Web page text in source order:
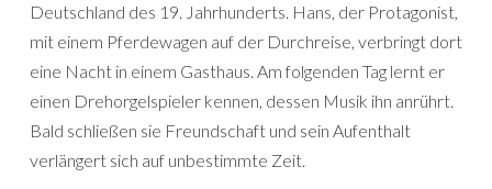
Deutschland des 19. Jahrhunderts. Hans, der Protagonist,
mit einem Pferdewagen auf der Durchreise, verbringt dort
eine Nacht in einem Gasthaus. Am folgenden Tag lernt er
einen Drehorgelspieler kennen, dessen Musik ihn anrührt.
Bald schließen sie Freundschaft und sein Aufenthalt
verlängert sich auf unbestimmte Zeit.